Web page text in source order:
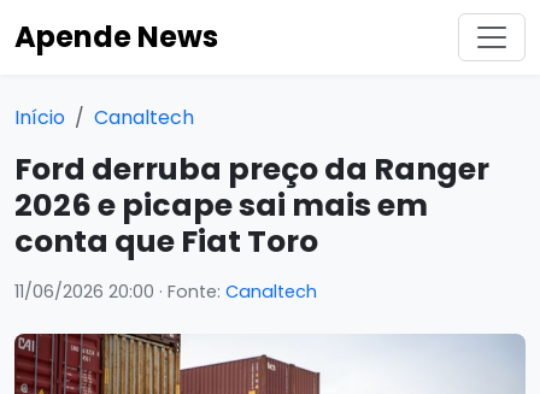
Apende News
Início Canaltech
Ford derruba preço da Ranger
2026 e picape sai mais em
conta que Fiat Toro
11/06/2026 20:00 · Fonte: Canaltech